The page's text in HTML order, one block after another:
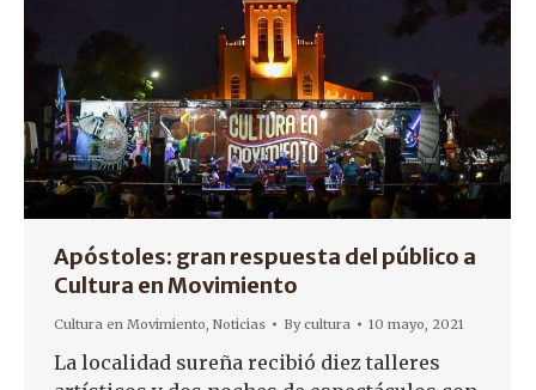
Apóstoles: gran respuesta del público a
Cultura en Movimiento
Cultura en Movimiento, Noticias Bycultura 10 mayo, 2021
La localidad sureña recibió diez talleres